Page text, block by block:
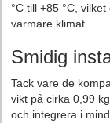
°C till +85 °C,
varmare klimat.
Smidig
Tack vare de
vikt på cirka 0,99
och integrera i